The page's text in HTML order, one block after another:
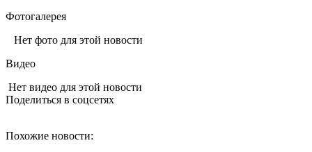
Фотогалерея
Нет фото для этой новости
Видео
Нет видео для этой новости
Поделиться в соцсетях
Похожие новости: